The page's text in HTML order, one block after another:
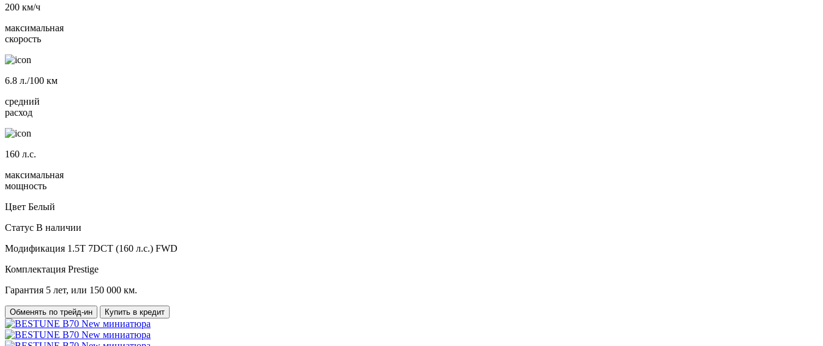
200 км/ч
максимальная
скорость
6.8 л./100 км
средний
расход
160 л.с.
максимальная
мощность
Цвет Белый
Статус В наличии
Модификация 1.5T 7DCT (160 л.с.) FWD
Комплектация Prestige
Гарантия 5 лет, или 150 000 км.
Обменять по трейд-ин Купить в кредит